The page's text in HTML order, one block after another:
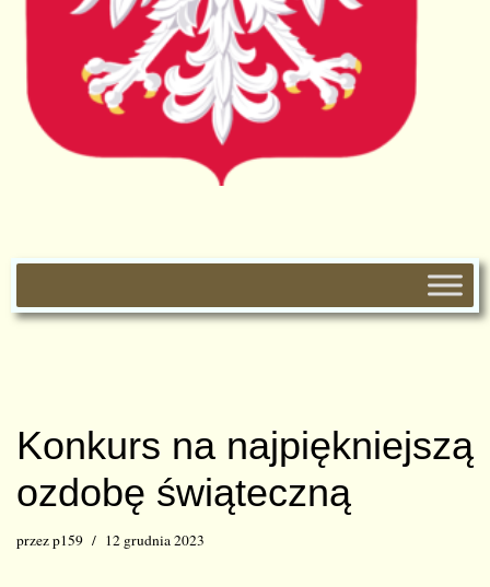
Konkurs na najpiękniejszą
ozdobę świąteczną
przezp159 12 grudnia 2023